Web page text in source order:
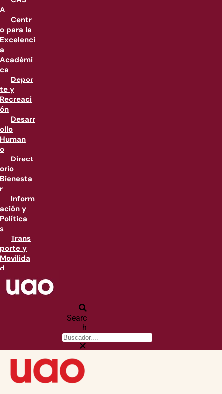
A
Centr
o para la
Excelenci
a
Académi
ca
Depor
te y
Recreaci
ón
Desarr
ollo
Human
o
Direct
orio
Bienesta
r
Inform
ación y
Política
s
Trans
porte y
Movilida
d
Searc
h